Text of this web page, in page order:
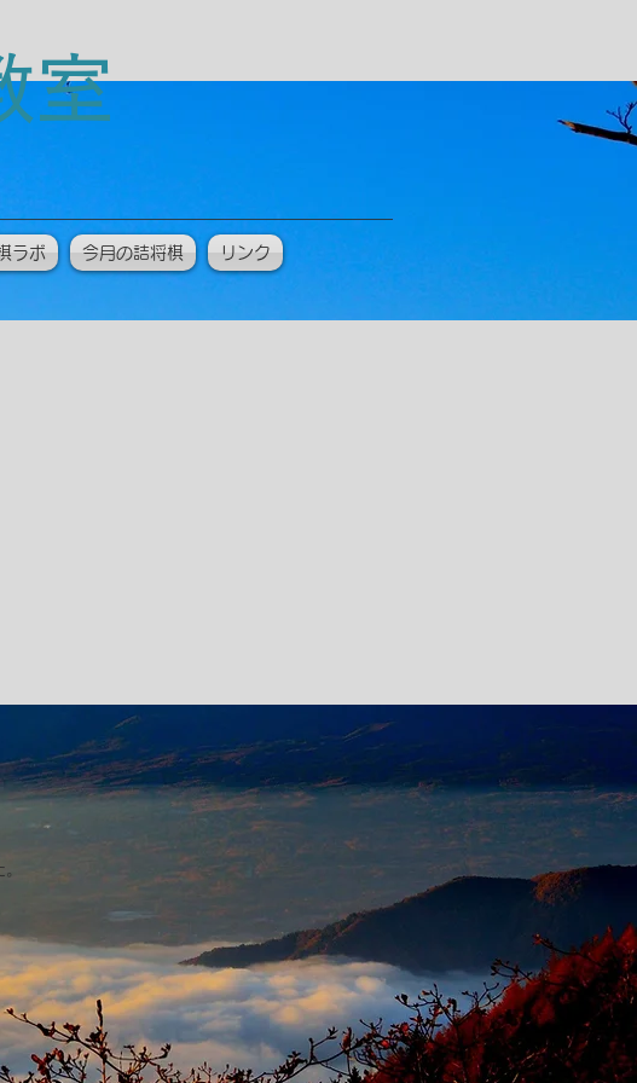
室
ラボ 今月の詰将棋 リンク